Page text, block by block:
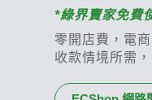
*綠界賣家免費
零開店費，電
收款情境所需